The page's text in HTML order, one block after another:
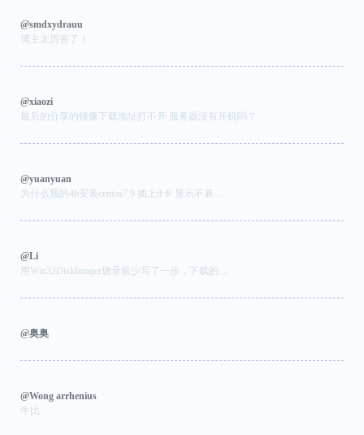
@smdxydrauu
博主太厉害了！
@xiaozi
最后的分享的镜像下载地址打不开 服务器没有开机吗？
@yuanyuan
为什么我的4b安装centos7.9 插上tf卡 显示不兼...
@Li
用Win32DiskImager烧录前少写了一步，下载的....
@奥奥
@Wong arrhenius
牛比